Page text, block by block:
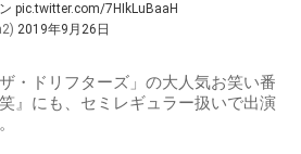
pic.twitter.com/7HIkLuBaaH
2019年9月26日
・ドリフターズ」の大人気お笑い番
』にも、セミレギュラー扱いで出演